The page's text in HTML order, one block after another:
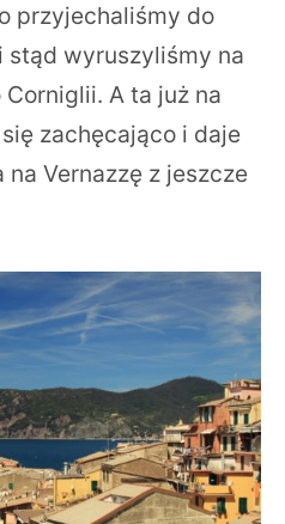
przyjechaliśmy do
stąd wyruszyliśmy na
A ta już na
zachęcająco i daje
Vernazzę z jeszcze